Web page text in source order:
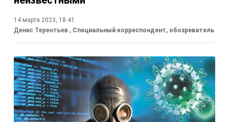
14 марта 2023, 18:41
Денис Терентьев , Специальный корреспондент, обозреватель